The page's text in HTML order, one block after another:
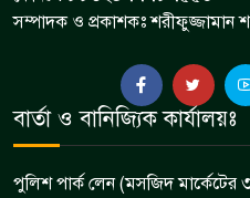
৭
গ্রেপ্তার
৮
সম্পাদক ও প্রকাশকঃ শরীফুজ্জামান
বার্তা ও বানিজ্যিক কার্যালয়ঃ
পুলিশ পার্ক লেন (মসজিদ মার্কেটের